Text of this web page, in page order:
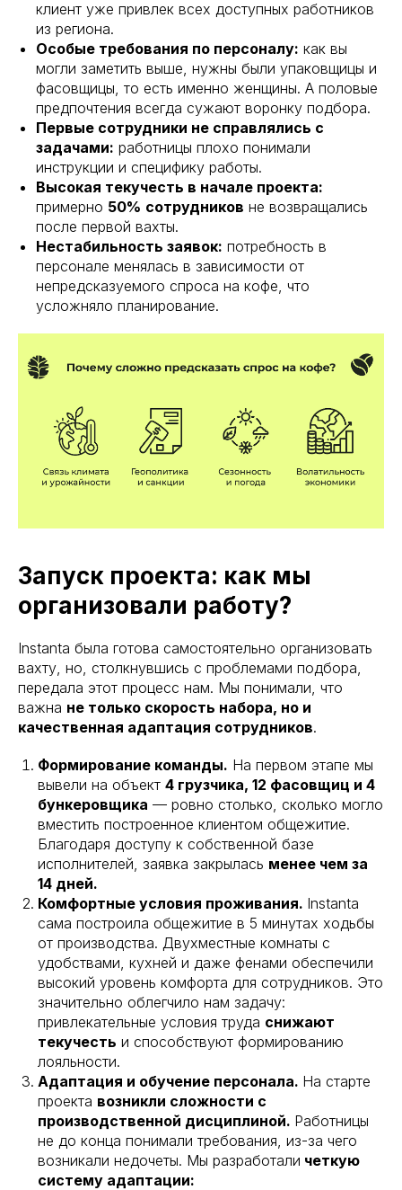
клиент уже привлек всех доступных работников
из региона.
Особые требования по персоналу: как вы
могли заметить выше, нужны были упаковщицы и
фасовщицы, то есть именно женщины. А половые
предпочтения всегда сужают воронку подбора.
Первые сотрудники не справлялись с
задачами: работницы плохо понимали
инструкции и специфику работы.
Высокая текучесть в начале проекта:
примерно 50% сотрудников не возвращались
после первой вахты.
Нестабильность заявок: потребность в
персонале менялась в зависимости от
непредсказуемого спроса на кофе, что
усложняло планирование.
Запуск проекта: как мы
организовали работу?
Instanta была готова самостоятельно организовать
вахту, но, столкнувшись с проблемами подбора,
передала этот процесс нам. Мы понимали, что
важна не только скорость набора, но и
качественная адаптация сотрудников.
Формирование команды. На первом этапе мы
вывели на объект 4 грузчика, 12 фасовщиц и 4
бункеровщика — ровно столько, сколько могло
вместить построенное клиентом общежитие.
Благодаря доступу к собственной базе
исполнителей, заявка закрылась менее чем за
14 дней.
Комфортные условия проживания. Instanta
сама построила общежитие в 5 минутах ходьбы
от производства. Двухместные комнаты с
удобствами, кухней и даже фенами обеспечили
высокий уровень комфорта для сотрудников. Это
значительно облегчило нам задачу:
привлекательные условия труда снижают
текучесть и способствуют формированию
лояльности.
Адаптация и обучение персонала. На старте
проекта возникли сложности с
производственной дисциплиной. Работницы
не до конца понимали требования, из-за чего
возникали недочеты. Мы разработали четкую
систему адаптации: